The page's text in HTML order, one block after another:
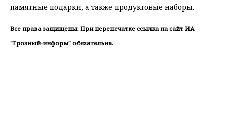
памятные подарки, а также продуктовые наборы.
Все права защищены. При перепечатке ссылка на сайт ИА
"Грозный-информ" обязательна.